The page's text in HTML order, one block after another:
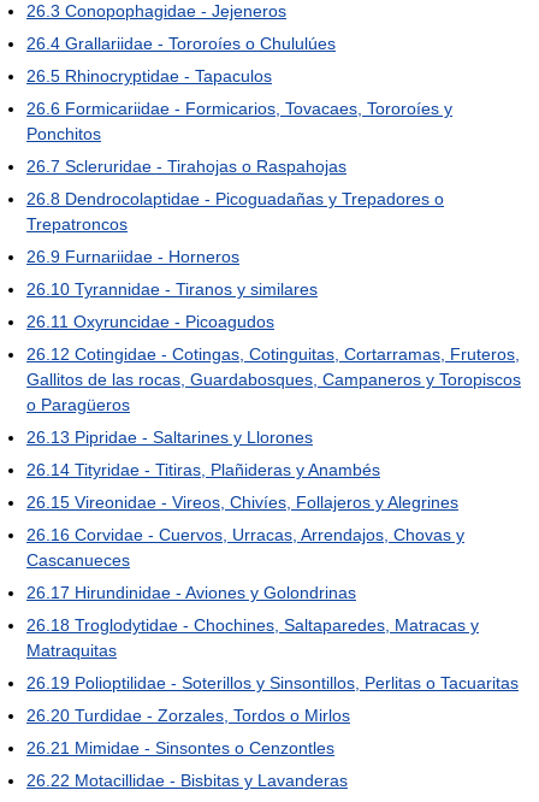
26.3 Conopophagidae - Jejeneros
26.4 Grallariidae - Tororoíes o Chululúes
26.5 Rhinocryptidae - Tapaculos
26.6 Formicariidae - Formicarios, Tovacaes, Tororoíes y
Ponchitos
26.7 Scleruridae - Tirahojas o Raspahojas
26.8 Dendrocolaptidae - Picoguadañas y Trepadores o
Trepatroncos
26.9 Furnariidae - Horneros
26.10 Tyrannidae - Tiranos y similares
26.11 Oxyruncidae - Picoagudos
26.12 Cotingidae - Cotingas, Cotinguitas, Cortarramas, Fruteros,
Gallitos de las rocas, Guardabosques, Campaneros y Toropiscos
o Paragüeros
26.13 Pipridae - Saltarines y Llorones
26.14 Tityridae - Titiras, Plañideras y Anambés
26.15 Vireonidae - Vireos, Chivíes, Follajeros y Alegrines
26.16 Corvidae - Cuervos, Urracas, Arrendajos, Chovas y
Cascanueces
26.17 Hirundinidae - Aviones y Golondrinas
26.18 Troglodytidae - Chochines, Saltaparedes, Matracas y
Matraquitas
26.19 Polioptilidae - Soterillos y Sinsontillos, Perlitas o Tacuaritas
26.20 Turdidae - Zorzales, Tordos o Mirlos
26.21 Mimidae - Sinsontes o Cenzontles
26.22 Motacillidae - Bisbitas y Lavanderas